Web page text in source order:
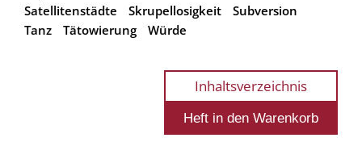
Satellitenstädte
Skrupellosigkeit
Subversion
Tanz
Tätowierung Würde
Inhaltsverzeichnis